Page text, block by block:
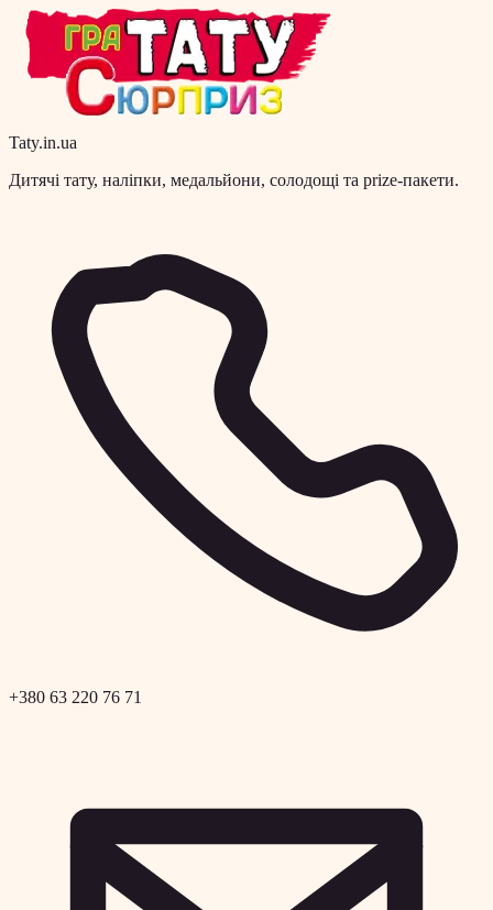
Taty.in.ua
Дитячі тату, наліпки, медальйони, солодощі та prize-пакети.
+380 63 220 76 71